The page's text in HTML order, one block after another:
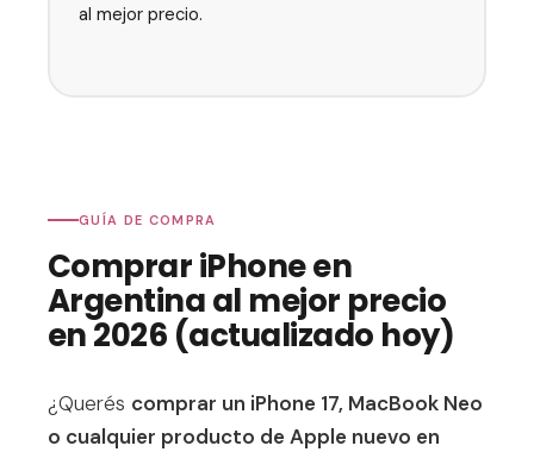
al mejor precio.
GUÍA DE COMPRA
Comprar iPhone en
Argentina al mejor precio
en 2026 (actualizado hoy)
¿Querés comprar un iPhone 17, MacBook Neo
o cualquier producto de Apple nuevo en